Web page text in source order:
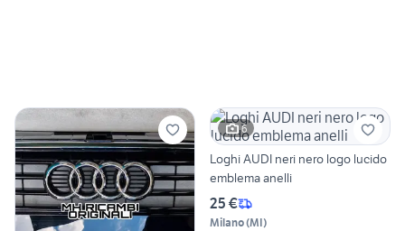
6
Loghi AUDI neri nero logo lucido
emblema anelli
25 €
Milano(MI)